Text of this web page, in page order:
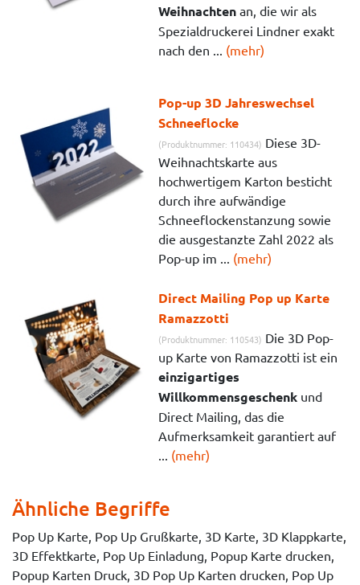
Weihnachten an, die wir als
Spezialdruckerei Lindner exakt
nach den ... (mehr)
Pop-up 3D Jahreswechsel
Schneeflocke
(Produktnummer: 110434) Diese 3D-
Weihnachtskarte aus
hochwertigem Karton besticht
durch ihre aufwändige
Schneeflockenstanzung sowie
die ausgestanzte Zahl 2022 als
Pop-up im ... (mehr)
Direct Mailing Pop up Karte
Ramazzotti
(Produktnummer: 110543) Die 3D Pop-
up Karte von Ramazzotti ist ein
einzigartiges
Willkommensgeschenk und
Direct Mailing, das die
Aufmerksamkeit garantiert auf
(mehr)
Ähnliche Begriffe
Pop Up Karte, Pop Up Grußkarte, 3D Karte, 3D Klappkarte,
3D Effektkarte, Pop Up Einladung, Popup Karte drucken,
Popup Karten Druck, 3D Pop Up Karten drucken, Pop Up